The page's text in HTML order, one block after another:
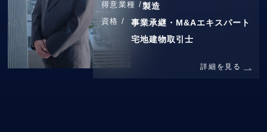
得意業種 /製造
資格 /
事業承継・M&Aエキスパート
宅地建物取引士
詳細を見る